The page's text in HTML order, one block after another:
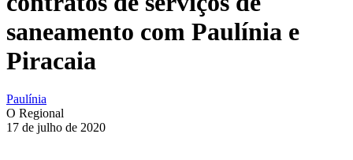
saneamento com Paulínia e
Piracaia
Paulínia
O Regional
17 de julho de 2020